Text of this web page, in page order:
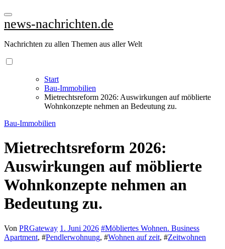
news-nachrichten.de
Nachrichten zu allen Themen aus aller Welt
Start
Bau-Immobilien
Mietrechtsreform 2026: Auswirkungen auf möblierte
Wohnkonzepte nehmen an Bedeutung zu.
Bau-Immobilien
Mietrechtsreform 2026:
Auswirkungen auf möblierte
Wohnkonzepte nehmen an
Bedeutung zu.
Von PRGateway 1. Juni 2026 #Möbliertes Wohnen. Business
Apartment, #Pendlerwohnung, #Wohnen auf zeit, #Zeitwohnen